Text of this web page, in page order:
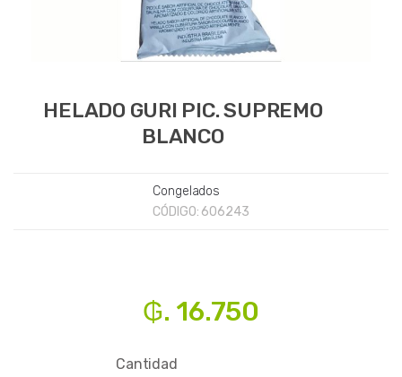
HELADO GURI PIC. SUPREMO
BLANCO
Congelados
CÓDIGO: 606243
₲. 16.750
Cantidad